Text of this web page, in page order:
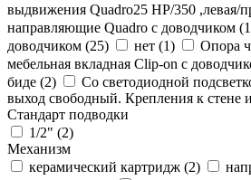
выдвижения Quadro25 НР/350 ,левая/
направляющие Quadro с доводчиком (
доводчиком (25) нет (1) Опора
мебельная вкладная Clip-on с
биде (2)
Со светодиодной
выход свободный. Крепления к стене
Стандарт подводки
1/2" (2)
Механизм
керамический картридж (2)